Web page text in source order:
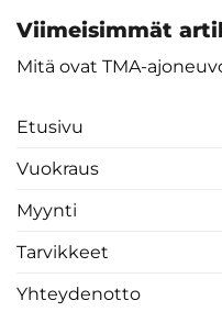
Viimeisimmät
Mitä ovat TMA-
Etusivu
Vuokraus
Myynti
Tarvikkeet
Yhteydenotto